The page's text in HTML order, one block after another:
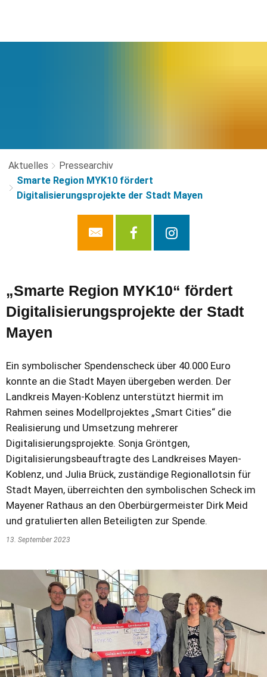
Aktuelles
Pressearchiv
Smarte Region MYK10 fördert
Digitalisierungsprojekte der Stadt Mayen
„Smarte Region MYK10“ fördert
Digitalisierungsprojekte der Stadt
Mayen
Ein symbolischer Spendenscheck über 40.000 Euro
konnte an die Stadt Mayen übergeben werden. Der
Landkreis Mayen-Koblenz unterstützt hiermit im
Rahmen seines Modellprojektes „Smart Cities“ die
Realisierung und Umsetzung mehrerer
Digitalisierungsprojekte. Sonja Gröntgen,
Digitalisierungsbeauftragte des Landkreises Mayen-
Koblenz, und Julia Brück, zuständige Regionallotsin für
Stadt Mayen, überreichten den symbolischen Scheck im
Mayener Rathaus an den Oberbürgermeister Dirk Meid
und gratulierten allen Beteiligten zur Spende.
13. September 2023